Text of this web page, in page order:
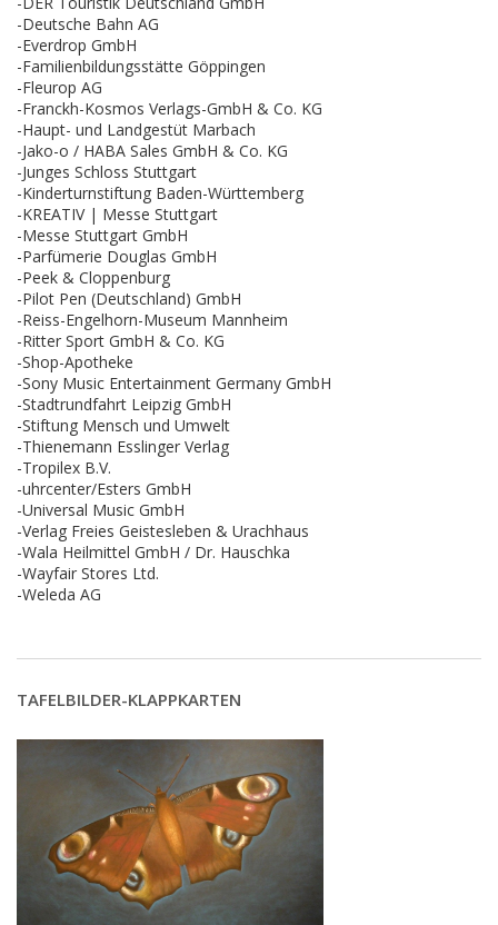
-Deutsche Bahn AG
-Everdrop GmbH
-Familienbildungsstätte Göppingen
-Fleurop AG
-Franckh-Kosmos Verlags-GmbH & Co. KG
-Haupt- und Landgestüt Marbach
-Jako-o / HABA Sales GmbH & Co. KG
-Junges Schloss Stuttgart
-Kinderturnstiftung Baden-Württemberg
-KREATIV | Messe Stuttgart
-Messe Stuttgart GmbH
-Parfümerie Douglas GmbH
-Peek & Cloppenburg
-Pilot Pen (Deutschland) GmbH
-Reiss-Engelhorn-Museum Mannheim
-Ritter Sport GmbH & Co. KG
-Shop-Apotheke
-Sony Music Entertainment Germany GmbH
-Stadtrundfahrt Leipzig GmbH
-Stiftung Mensch und Umwelt
-Thienemann Esslinger Verlag
-Tropilex B.V.
-uhrcenter/Esters GmbH
-Universal Music GmbH
-Verlag Freies Geistesleben & Urachhaus
-Wala Heilmittel GmbH / Dr. Hauschka
-Wayfair Stores Ltd.
-Weleda AG
TAFELBILDER-KLAPPKARTEN